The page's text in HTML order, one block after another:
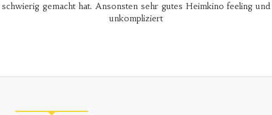
schwierig gemacht hat. Ansonsten sehr gutes Heimkino feeling und
unkompliziert